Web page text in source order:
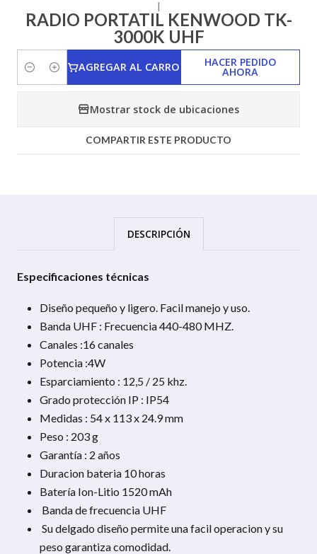
RADIO PORTATIL KENWOOD TK-
3000K UHF
Cantidad
AGREGAR AL CARRO HACER PEDIDO
AHORA
Mostrar stock de ubicaciones
COMPARTIR ESTE PRODUCTO
DESCRIPCIÓN
Especificaciones técnicas
Diseño pequeño y ligero. Facil manejo y uso.
Banda UHF : Frecuencia 440-480 MHZ.
Canales :16 canales
Potencia :4W
Esparciamiento : 12,5 / 25 khz.
Grado protección IP : IP54
Medidas : 54 x 113 x 24.9 mm
Peso : 203 g
Garantía : 2 años
Duracion bateria 10 horas
Batería Ion-Litio 1520 mAh
Banda de frecuencia UHF
Su delgado diseño permite una facil operacion y su
peso garantiza comodidad.